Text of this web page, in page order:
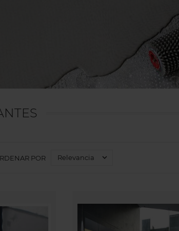
POR Relevancia 